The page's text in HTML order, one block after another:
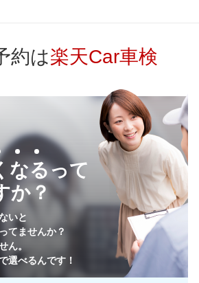
店舗を探す
67,640 店舗を探す
68,330 円 店舗を探す
64,930 店舗を探す
64,170 店舗を探す
65,750 店舗を探す
約は楽天Car車検
なるって
か？
いと
てませんか？
ん。
選べるんです！